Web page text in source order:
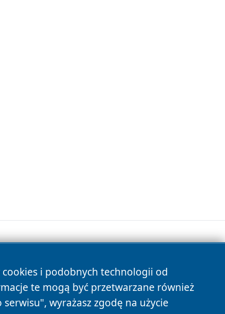
cookies i podobnych technologii od
te mogą być przetwarzane również
wyrażasz zgodę na użycie